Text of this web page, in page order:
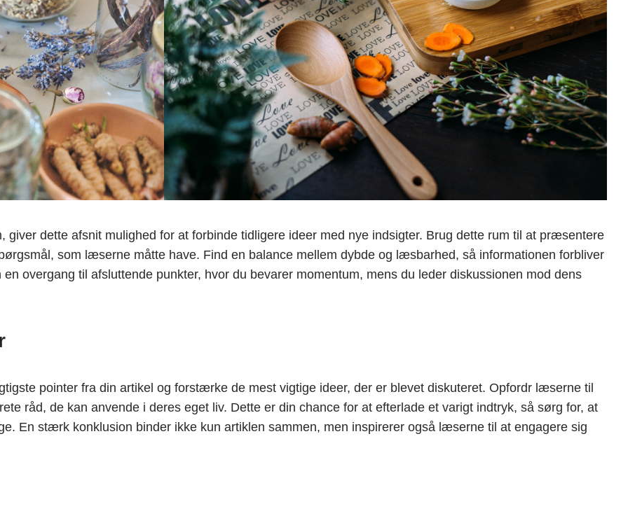
dette afsnit mulighed for at forbinde tidligere ideer med nye indsigter. Brug dette rum til at præsentere
som læserne måtte have. Find en balance mellem dybde og læsbarhed, så informationen forbliver
overgang til afsluttende punkter, hvor du bevarer momentum, mens du leder diskussionen mod dens
pointer fra din artikel og forstærke de mest vigtige ideer, der er blevet diskuteret. Opfordr læserne til
råd, de kan anvende i deres eget liv. Dette er din chance for at efterlade et varigt indtryk, så sørg for, at
En stærk konklusion binder ikke kun artiklen sammen, men inspirerer også læserne til at engagere sig